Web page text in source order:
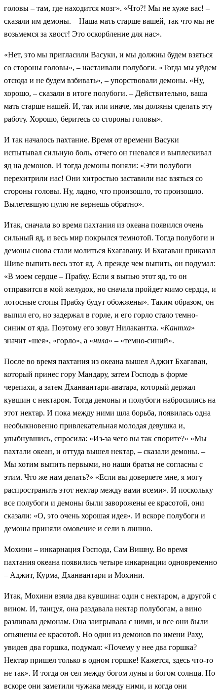
головы – там, где находится мозг». «Что?! Мы не хуже вас! –
сказали им демоны. – Наша мать старше вашей, так что мы не
возьмемся за хвост! Это оскорбление для нас».
«Нет, это мы пригласили Васуки, и мы должны будем взяться
со стороны головы», – настаивали полубоги. «Тогда мы уйдем
отсюда и не будем взбивать», – упорствовали демоны. «Ну,
хорошо, – сказали в итоге полубоги. – Действительно, ваша
мать старше нашей. И, так или иначе, мы должны сделать эту
работу. Хорошо, беритесь со стороны головы».
И так началось пахтание. Время от времени Васуки
испытывал сильную боль, отчего он гневался и выплескивал
яд на демонов. И тогда демоны поняли: «Эти полубоги
перехитрили нас! Они хитростью заставили нас взяться со
стороны головы. Ну, ладно, что произошло, то произошло.
Вылетевшую пулю не вернешь обратно».
Итак, сначала во время пахтания из океана появился очень
сильный яд, и весь мир покрылся темнотой. Тогда полубоги и
демоны снова стали молиться Бхагавану. И Бхагаван приказал
Шиве выпить весь этот яд. А прежде чем выпить, он подумал:
«В моем сердце – Прабху. Если я выпью этот яд, то он
отправится в мой желудок, но сначала пройдет мимо сердца, и
лотосные стопы Прабху будут обожжены». Таким образом, он
выпил его, но задержал в горле, и его горло стало темно-
синим от яда. Поэтому его зовут Нилакантха. «Кантха»
значит «шея», «горло», а «нила» – «темно-синий».
После во время пахтания из океана вышел Аджит Бхагаван,
который принес гору Мандару, затем Господь в форме
черепахи, а затем Дханвантари-аватара, который держал
кувшин с нектаром. Тогда демоны и полубоги набросились на
этот нектар. И пока между ними шла борьба, появилась одна
необыкновенно привлекательная молодая девушка и,
улыбнувшись, спросила: «Из-за чего вы так спорите?» «Мы
пахтали океан, и оттуда вышел нектар, – сказали демоны. –
Мы хотим выпить первыми, но наши братья не согласны с
этим. Что же нам делать?» «Если вы доверяете мне, я могу
распространить этот нектар между вами всеми». И поскольку
все полубоги и демоны были заворожены ее красотой, они
сказали: «О, это очень хорошая идея». И вскоре полубоги и
демоны приняли омовение и сели в линию.
Мохини – инкарнация Господа, Сам Вишну. Во время
пахтания океана появились четыре инкарнации одновременно
– Аджит, Курма, Дханвантари и Мохини.
Итак, Мохини взяла два кувшина: один с нектаром, а другой с
вином. И, танцуя, она раздавала нектар полубогам, а вино
разливала демонам. Она заигрывала с ними, и все они были
опьянены ее красотой. Но один из демонов по имени Раху,
увидев два горшка, подумал: «Почему у нее два горшка?
Нектар пришел только в одном горшке! Кажется, здесь что-то
не так». И тогда он сел между богом луны и богом солнца. Но
вскоре они заметили чужака между ними, и когда они